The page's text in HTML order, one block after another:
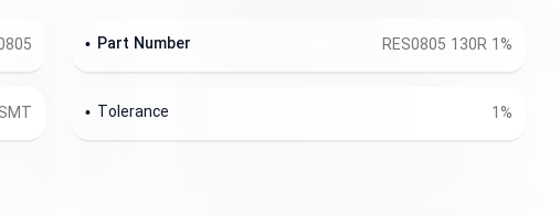
RES0805 130R 1%
Part Number
1%
Tolerance